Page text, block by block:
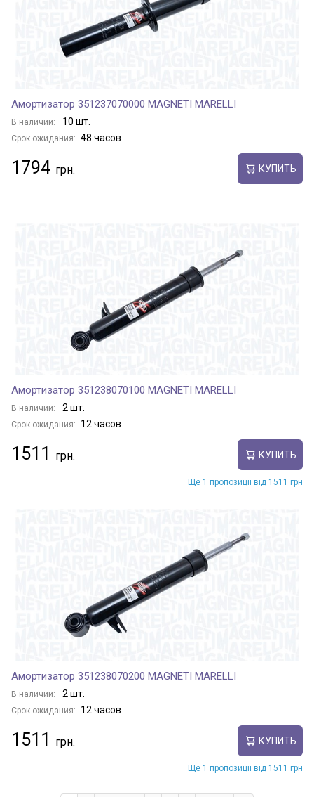
Амортизатор 351237070000 MAGNETI MARELLI
В наличии: 10 шт.
Срок ожидания: 48 часов
1794 КУПИТЬ
Амортизатор 351238070100 MAGNETI MARELLI
В наличии: 2 шт.
Срок ожидания: 12 часов
1511 КУПИТЬ
Ще 1 пропозиції від 1511 грн
Амортизатор 351238070200 MAGNETI MARELLI
В наличии: 2 шт.
Срок ожидания: 12 часов
1511 КУПИТЬ
Ще 1 пропозиції від 1511 грн